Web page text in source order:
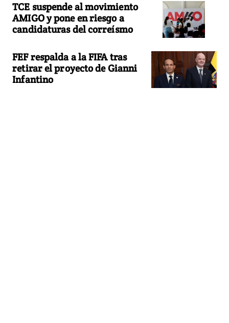
TCE suspende al movimiento
AMIGO y pone en riesgo a
candidaturas del correísmo
FEF respalda a la FIFA tras
retirar el proyecto de Gianni
Infantino